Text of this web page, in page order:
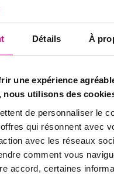
Détails À
une expérience
nous utilisons des
de personnaliser le
qui résonnent avec
avec les réseaux
comment vous
accord, certaines